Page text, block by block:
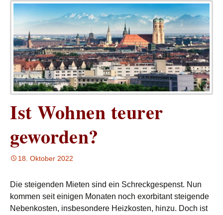
Ist Wohnen teurer
geworden?
18. Oktober 2022
Die steigenden Mieten sind ein Schreckgespenst. Nun
kommen seit einigen Monaten noch exorbitant steigende
Nebenkosten, insbesondere Heizkosten, hinzu. Doch ist